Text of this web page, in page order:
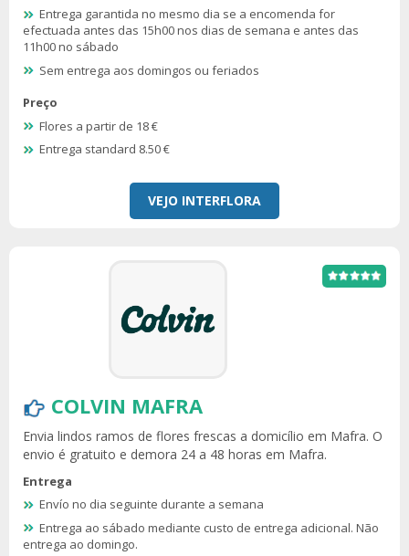
Entrega garantida no mesmo dia se a encomenda for
efectuada antes das 15h00 nos dias de semana e antes das
11h00 no sábado
Sem entrega aos domingos ou feriados
Preço
Flores a partir de 18 €
Entrega standard 8.50 €
VEJO INTERFLORA
COLVIN MAFRA
Envia lindos ramos de flores frescas a domicílio em Mafra. O
envio é gratuito e demora 24 a 48 horas em Mafra.
Entrega
Envío no dia seguinte durante a semana
Entrega ao sábado mediante custo de entrega adicional. Não
entrega ao domingo.